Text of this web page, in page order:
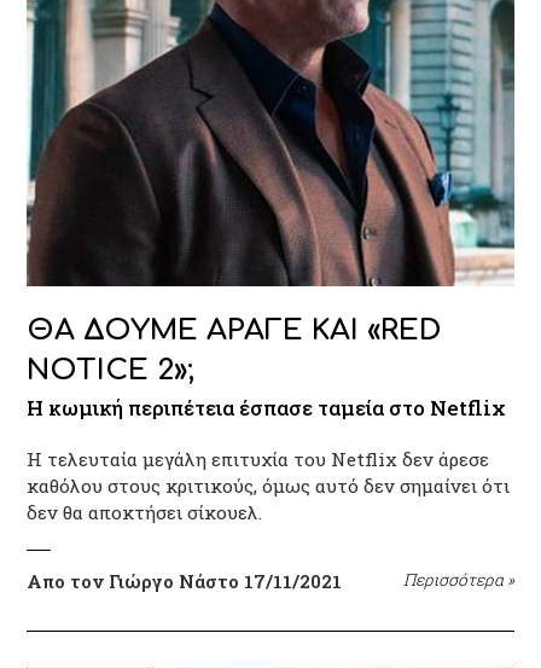
ΘΑ ΔΟΥΜΕ ΑΡΑΓΕ ΚΑΙ «RED
NOTICE 2»;
Η κωμική περιπέτεια έσπασε ταμεία στο Netflix
Η τελευταία μεγάλη επιτυχία του Netflix δεν άρεσε
καθόλου στους κριτικούς, όμως αυτό δεν σημαίνει ότι
δεν θα αποκτήσει σίκουελ.
Απο τον Γιώργο Νάστο 17/11/2021 Περισσότερα »